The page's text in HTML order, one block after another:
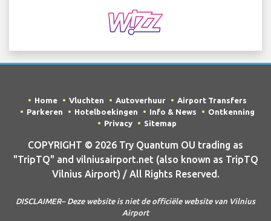
Home Vluchten Autoverhuur
Airport Transfers
Parkeren
Hotelboekingen Info & News
Ontkenning
Privacy
Sitemap
COPYRIGHT © 2026 Try Quantum OU trading as
"TripTQ" and vilniusairport.net (also known as TripTQ
Vilnius Airport) / All Rights Reserved.
DISCLAIMER– Deze website is niet de officiële website van Vilnius
Airport